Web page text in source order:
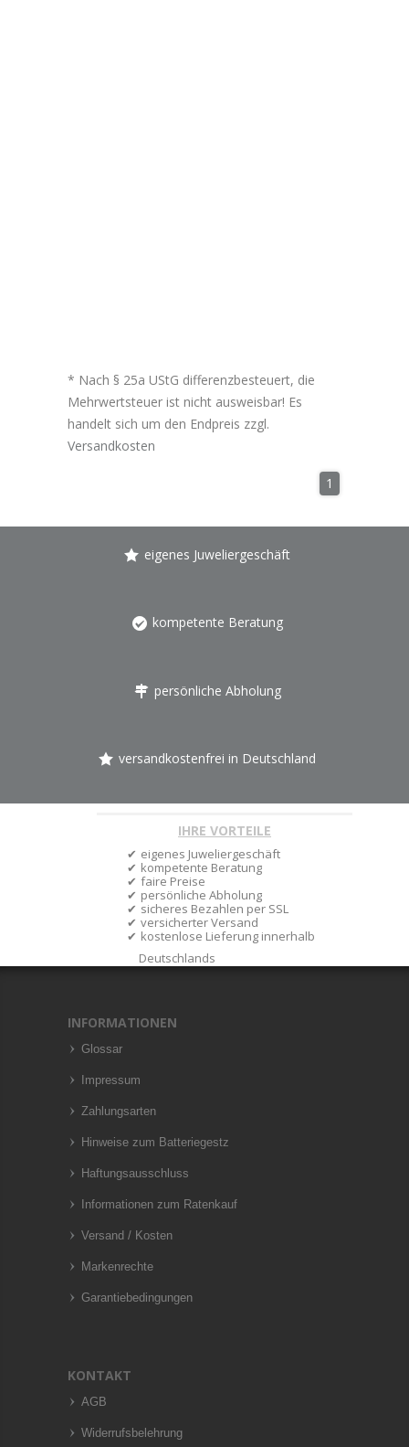
* Nach § 25a UStG differenzbesteuert, die
Mehrwertsteuer ist nicht ausweisbar! Es
handelt sich um den Endpreis zzgl.
Versandkosten
1
eigenes Juweliergeschäft
kompetente Beratung
persönliche Abholung
versandkostenfrei in Deutschland
IHRE VORTEILE
eigenes Juweliergeschäft
kompetente Beratung
faire Preise
persönliche Abholung
sicheres Bezahlen per SSL
versicherter Versand
kostenlose Lieferung innerhalb
Deutschlands
INFORMATIONEN
Glossar
Impressum
Zahlungsarten
Hinweise zum Batteriegestz
Haftungsausschluss
Informationen zum Ratenkauf
Versand / Kosten
Markenrechte
Garantiebedingungen
KONTAKT
AGB
Widerrufsbelehrung